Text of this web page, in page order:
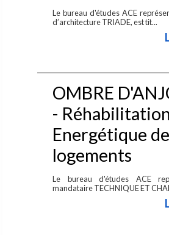
Le bureau d'études ACE
d’architecture TRIADE, est tit...
OMBRE
- Réhabilitation
Energétique
logements
Le bureau d'études ACE
mandataire TECHNIQUE ET